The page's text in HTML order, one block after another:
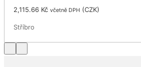
2,115.66 Kč včetně DPH (CZK)
Stříbro